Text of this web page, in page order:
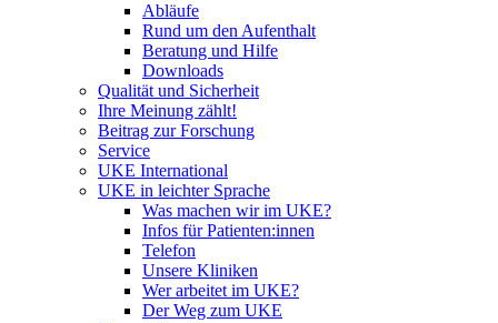
Abläufe
Rund um den Aufenthalt
Beratung und Hilfe
Downloads
Qualität und Sicherheit
Ihre Meinung zählt!
Beitrag zur Forschung
Service
UKE International
UKE in leichter Sprache
Was machen wir im UKE?
Infos für Patienten:innen
Telefon
Unsere Kliniken
Wer arbeitet im UKE?
Der Weg zum UKE